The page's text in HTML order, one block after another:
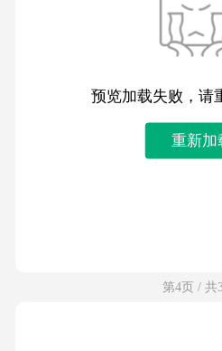
预览加载失败，请
重新加
第4页 / 共